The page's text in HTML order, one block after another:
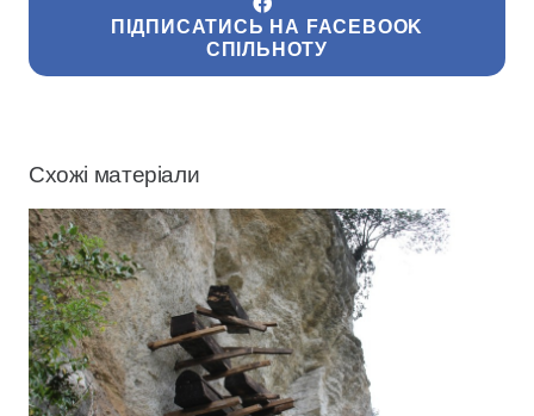
ПІДПИСАТИСЬ НА FACEBOOK
СПІЛЬНОТУ
Схожі матеріали